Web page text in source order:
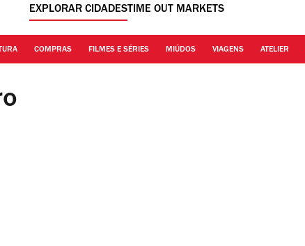
EXPLORAR CIDADESTIME OUT MARKETS
COMPRAS FILMES E SÉRIES MIÚDOS VIAGENS ATELIER